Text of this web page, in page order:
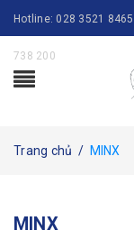
Hotline: 028 3521
738 200
Trang chủ / MINX
MINX